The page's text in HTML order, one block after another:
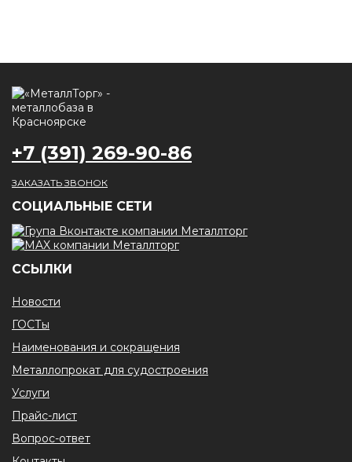
+7 (391) 269-90-86
ЗАКАЗАТЬ ЗВОНОК
CОЦИАЛЬНЫЕ СЕТИ
ССЫЛКИ
Новости
ГОСТы
Наименования и сокращения
Металлопрокат для судостроения
Услуги
Прайс-лист
Вопрос-ответ